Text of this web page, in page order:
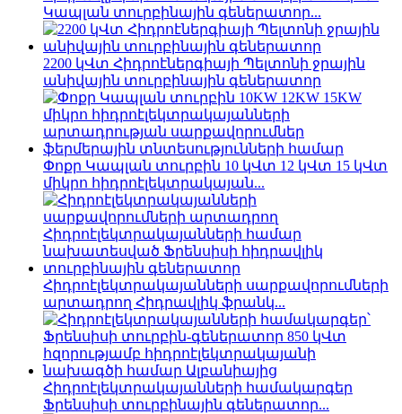
Կապլան տուրբինային գեներատոր...
2200 կՎտ Հիդրոէներգիայի Պելտոնի ջրային
անիվային տուրբինային գեներատոր
Փոքր Կապլան տուրբին 10 կՎտ 12 կՎտ 15 կՎտ
միկրո հիդրոէլեկտրակայան...
Հիդրոէլեկտրակայանների սարքավորումների
արտադրող Հիդրավլիկ ֆրանկ...
Հիդրոէլեկտրակայանների համակարգեր
Ֆրենսիսի տուրբինային գեներատոր...